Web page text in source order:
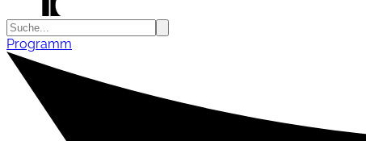
Programm